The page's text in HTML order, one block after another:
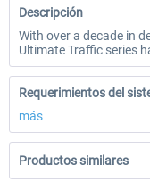
Descripción
With over a decade in
Ultimate Traffic series
Requerimientos del
más
Productos similares